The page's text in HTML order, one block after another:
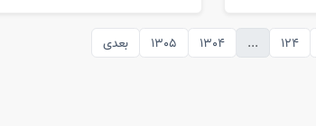
124
...
1304
1305 بعدی